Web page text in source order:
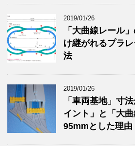
2019/01/26
「大曲線レール
け継がれるプラ
法
2019/01/26
「車両基地」寸
イント」と「大
95mmとした理由